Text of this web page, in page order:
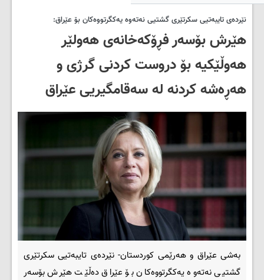
نێردەی تایبەتیی سکرتێری گشتیی نەتەوە یەکگرتووەکان بۆ عێراق:
هێرش بۆسەر فڕۆکەخانەی هەولێر
ھەوڵێكیە بۆ دروست كردنی گرژی و
ھەڕەشە كردنە لە سەقامگیریی عێراق
بەشی عێراق و هەرێمی کوردستان- نێردەی تایبەتیی سکرتێری
گشتیی نەتەوە یەکگرتووەکان بۆ عێراق دەڵێت هێرش بۆسەر